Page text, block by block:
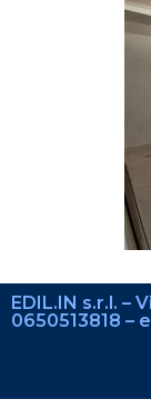
EDIL.IN s.r.l. –
0650513818 –